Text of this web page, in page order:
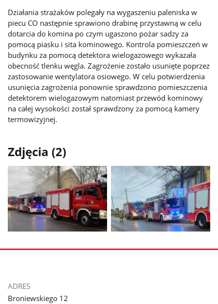
Działania strażaków polegały na wygaszeniu paleniska w
piecu CO następnie sprawiono drabinę przystawną w celu
dotarcia do komina po czym ugaszono pożar sadzy za
pomocą piasku i sita kominowego. Kontrola pomieszczeń w
budynku za pomocą detektora wielogazowego wykazała
obecność tlenku węgla. Zagrożenie zostało usunięte poprzez
zastosowanie wentylatora osiowego. W celu potwierdzenia
usunięcia zagrożenia ponownie sprawdzono pomieszczenia
detektorem wielogazowym natomiast przewód kominowy
na całej wysokości został sprawdzony za pomocą kamery
termowizyjnej.
Zdjęcia (2)
zdjęcie
zdjęcie
stopka
ADRES
Broniewskiego 12